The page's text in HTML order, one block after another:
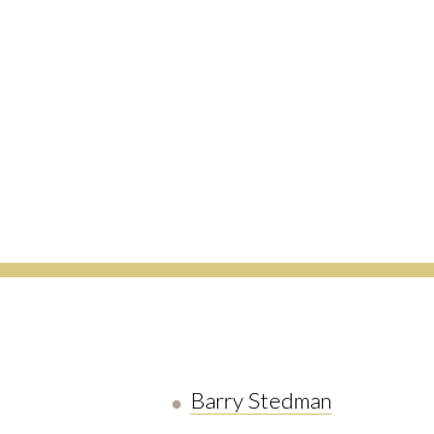
Barry Stedman